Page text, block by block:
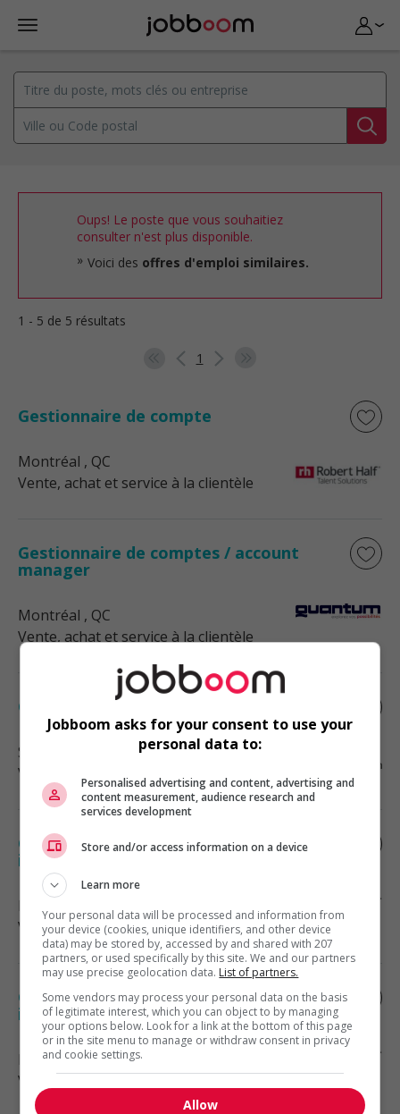
Oups! Le poste que vous souhaitiez
consulter n'est plus disponible.
Voici des offres d'emploi similaires.
1 - 5 de 5 résultats
1
Gestionnaire de compte
Montréal , QC
Vente, achat et service à la clientèle
Gestionnaire de comptes / account
manager
Montréal , QC
Vente, achat et service à la clientèle
Gestionnaire – achats corporatifs
Saint-Laurent
, QC
Vente, achat et service à la clientèle
Gestionnaire – soutien juridique et
installations
Vente, achat et service à la clientèle
Gestionnaire - installations et services
internes – droit
Montréal, QC
Vente, achat et service à la clientèle
Jobboom asks for your consent to use your
personal data to:
Personalised advertising and content, advertising and
content measurement, audience research and
services development
Store and/or access information on a device
Learn more
Your personal data will be processed and information from
your device (cookies, unique identifiers, and other device
data) may be stored by, accessed by and shared with 207
partners, or used specifically by this site. We and our partners
may use precise geolocation data. List of partners.
Some vendors may process your personal data on the basis
of legitimate interest, which you can object to by managing
your options below. Look for a link at the bottom of this page
or in the site menu to manage or withdraw consent in privacy
and cookie settings.
Allow